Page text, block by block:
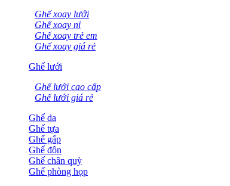
Ghế xoay lưới
Ghế xoay nỉ
Ghế xoay trẻ em
Ghế xoay giá rẻ
Ghế lưới
Ghế lưới cao cấp
Ghế lưới giá rẻ
Ghế da
Ghế tựa
Ghế gấp
Ghế đôn
Ghế chân quỳ
Ghế phòng họp